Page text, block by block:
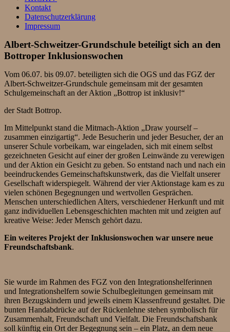
Kontakt
Datenschutzerklärung
Impressum
Albert-Schweitzer-Grundschule beteiligt sich an den
Bottroper Inklusionswochen
Vom 06.07. bis 09.07. beteiligten sich die OGS und das FGZ der
Albert-Schweitzer-Grundschule gemeinsam mit der gesamten
Schulgemeinschaft an der Aktion „Bottrop ist inklusiv!“
der Stadt Bottrop.
Im Mittelpunkt stand die Mitmach-Aktion „Draw yourself –
zusammen einzigartig“. Jede Besucherin und jeder Besucher, der an
unserer Schule vorbeikam, war eingeladen, sich mit einem selbst
gezeichneten Gesicht auf einer der großen Leinwände zu verewigen
und der Aktion ein Gesicht zu geben. So entstand nach und nach ein
beeindruckendes Gemeinschaftskunstwerk, das die Vielfalt unserer
Gesellschaft widerspiegelt. Während der vier Aktionstage kam es zu
vielen schönen Begegnungen und wertvollen Gesprächen.
Menschen unterschiedlichen Alters, verschiedener Herkunft und mit
ganz individuellen Lebensgeschichten machten mit und zeigten auf
kreative Weise: Jeder Mensch gehört dazu.
Ein weiteres Projekt der Inklusionswochen war unsere neue
Freundschaftsbank.
Sie wurde im Rahmen des FGZ von den Integrationshelferinnen
und Integrationshelfern sowie Schulbegleitungen gemeinsam mit
ihren Bezugskindern und jeweils einem Klassenfreund gestaltet. Die
bunten Handabdrücke auf der Rückenlehne stehen symbolisch für
Zusammenhalt, Freundschaft und Vielfalt. Die Freundschaftsbank
soll künftig ein Ort der Begegnung sein – ein Platz, an dem neue